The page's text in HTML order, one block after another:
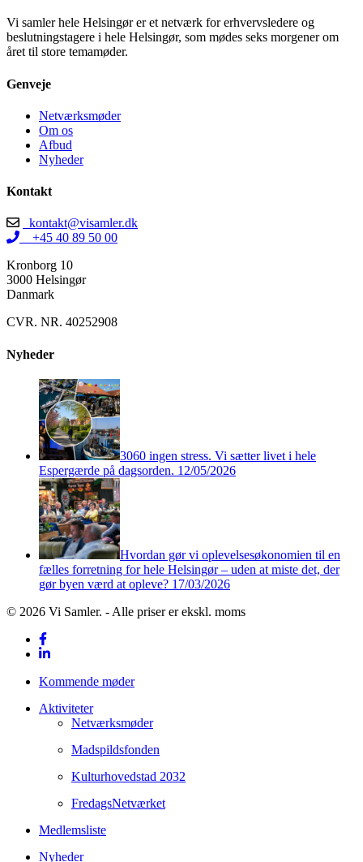
Vi samler hele Helsingør er et netværk for erhvervsledere og
beslutningstagere i hele Helsingør, som mødes seks morgener om
året til store temamøder.
Genveje
Netværksmøder
Om os
Afbud
Nyheder
Kontakt
kontakt@visamler.dk
+45 40 89 50 00
Kronborg 10
3000 Helsingør
Danmark
CVR. NR. 40252908
Nyheder
3060 ingen stress. Vi sætter livet i hele
Espergærde på dagsorden. 12/05/2026
Hvordan gør vi oplevelsesøkonomien til en
fælles forretning for hele Helsingør – uden at miste det, der
gør byen værd at opleve? 17/03/2026
© 2026 Vi Samler. - Alle priser er ekskl. moms
facebook
linkedin
Close
Kommende møder
Aktiviteter
Netværksmøder
Madspildsfonden
Kulturhovedstad 2032
FredagsNetværket
Medlemsliste
Nyheder